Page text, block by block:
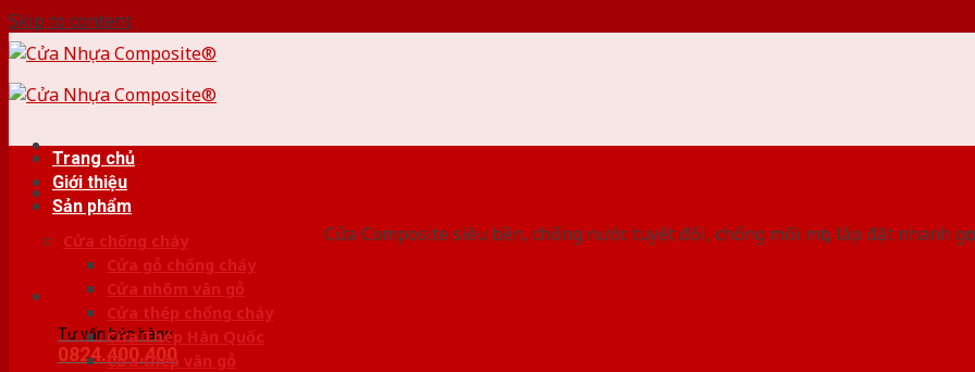
Skip to content
Cửa Composite siêu bền, chống nước tuyệt đối, chống mối mọt, lắp đặt nhanh gọn
Tư vấn bán hàng
0824.400.400
Trang chủ
Giới thiệu
Sản phẩm
Cửa chống cháy
Cửa gỗ chống cháy
Cửa nhôm vân gỗ
Cửa thép chống cháy
Cửa Thép Hàn Quốc
Cửa thép vân gỗ